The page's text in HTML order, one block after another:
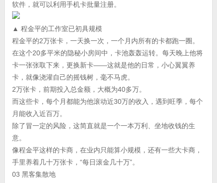
软件，就可以利用手机卡批量注册。
▲ 程金平的工作室已初具规模
程金平的2万张卡，一天换一次，一个月内所有的卡都跑一圈。
在这个20多平米的隐秘小房间中，卡池轰轰运转。每天晚上他将
卡一张张取下来，更换新卡——这就是他的日常，小心翼翼养
卡，就像浇灌自己的摇钱树，毫不马虎。
2万张卡，前期投入总金额，大概为40多万。
而这些卡，每个月都能为他滚动近30万的收入，遇到旺季，每个
月能收入近百万。
除了冒一定的风险，这简直就是一个一本万利、坐地收钱的生
意。
像程金平这样的卡商，在业内只能算小规模，还有一些大卡商，
手里养着几十万张卡，“每日滚金几十万”。
03 黑客集散地